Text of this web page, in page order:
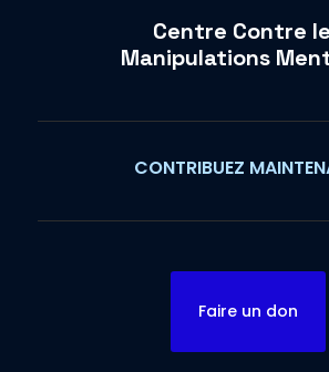
Centre Contre
Manipulations
CONTRIBUEZ
Faire un don